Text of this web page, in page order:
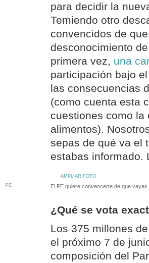
para decidir la
Temiendo otro
convencidos de
desconocimiento
primera vez, una
participación bajo
las consecuencias
(como cuenta esta
cuestiones como la
alimentos).
sepas de qué va el
estabas informado.
AMPLIAR FOTO
PE El PE quiere convencerte de que
¿Qué se vota
Los 375 millones
el próximo 7 de
composición del